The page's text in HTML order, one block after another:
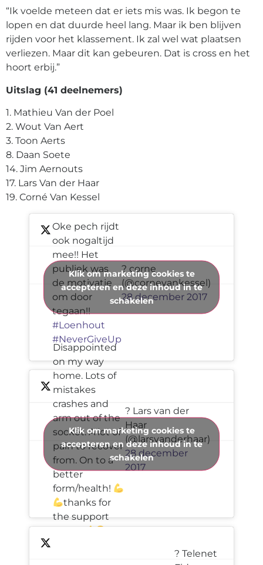
“Ik voelde meteen dat er iets mis was. Ik begon te
lopen en dat duurde heel lang. Maar ik ben blijven
rijden voor het klassement. Ik zal wel wat plaatsen
verliezen. Maar dit kan gebeuren. Dat is cross en het
hoort erbij.”
Uitslag (41 deelnemers)
1. Mathieu Van der Poel
2. Wout Van Aert
3. Toon Aerts
8. Daan Soete
14. Jim Aernouts
17. Lars Van der Haar
19. Corné Van Kessel
Oke pech rijdt
ook nogaltijd
mee!! Het
publiek was
de motivatie
om door
tegaan!!
#Loenhout
#NeverGiveUp
? corne
(@cornevankessel)
28 december 2017
Klik om marketing cookies te
accepteren en deze inhoud in te
schakelen
Disappointed
on my way
home. Lots of
mistakes
crashes and
arm out of the
socket. A lot of
pain to recover
from. On to a
better
form/health!
thanks for
the support
? Lars van der
Haar
(@larsvanderhaar)
28 december
2017
Klik om marketing cookies te
accepteren en deze inhoud in te
schakelen
? Telenet